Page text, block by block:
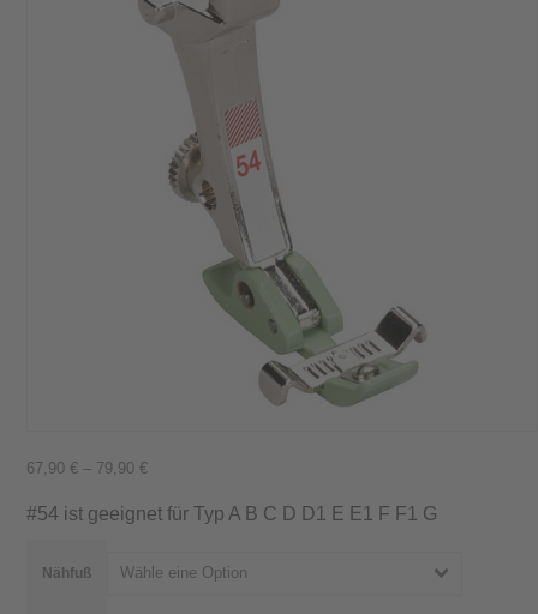
67,90 € – 79,90 €
#54 ist geeignet für Typ A B C D D1 E E1 F F1 G
Nähfuß Wähle eine Option